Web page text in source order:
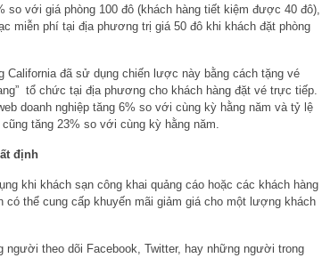
so với giá phòng 100 đô (khách hàng tiết kiệm được 40 đô),
miễn phí tại địa phương trị giá 50 đô khi khách đặt phòng
California đã sử dụng chiến lược này bằng cách tặng vé
tổ chức tại địa phương cho khách hàng đặt vé trực tiếp.
doanh nghiệp tăng 6% so với cùng kỳ hằng năm và tỷ lệ
tăng 23% so với cùng kỳ hằng năm.
định
khi khách sạn công khai quảng cáo hoặc các khách hàng
thể cung cấp khuyến mãi giảm giá cho một lượng khách
người theo dõi Facebook, Twitter, hay những người trong